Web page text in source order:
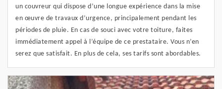
un couvreur qui dispose d’une longue expérience dans la mise
en œuvre de travaux d’urgence, principalement pendant les
périodes de pluie. En cas de souci avec votre toiture, faites
immédiatement appel à l’équipe de ce prestataire. Vous n’en
serez que satisfait. En plus de cela, ses tarifs sont abordables.